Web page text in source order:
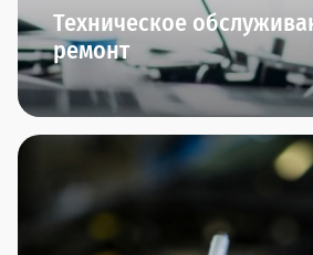
Техническое
ремонт
Мы начинаем заботиться о
сразу после того, как вы его
В Прагматика мы приглашаем
полгода после приобретения
вы сможете пройти плановое ТО
ТО.